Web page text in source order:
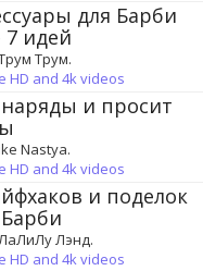
для Барби
7 идей
Трум.
HD and 4k videos
и просит
Nastya.
HD and 4k videos
и поделок
Лэнд.
HD and 4k videos